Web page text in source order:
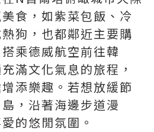
食，如紫菜包飯、冷
狗，也都鄰近主要購
乘德威航空前往韓
滿文化氣息的旅程，
添樂趣。若想放緩節
，沿著海邊步道漫
的悠閒氛圍。